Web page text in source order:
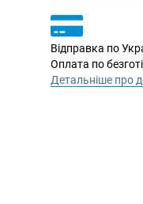
Відправка по
Оплата по
Детальніше про